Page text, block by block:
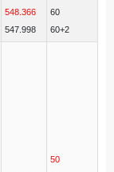
548.366
547.998
60
60+2
50